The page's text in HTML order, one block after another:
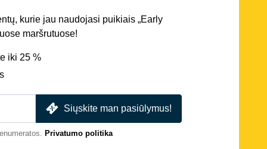
kurie jau naudojasi puikiais „Early
maršrutuose!
iki 25 %
Siųskite man pasiūlymus!
Privatumo politika